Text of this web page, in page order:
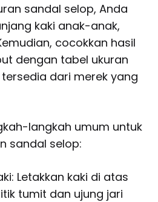
sandal selop, Anda
kaki anak-anak,
cocokkan hasil
dengan tabel ukuran
dari merek yang
langkah umum untuk
sandal selop:
Letakkan kaki di atas
tumit dan ujung jari